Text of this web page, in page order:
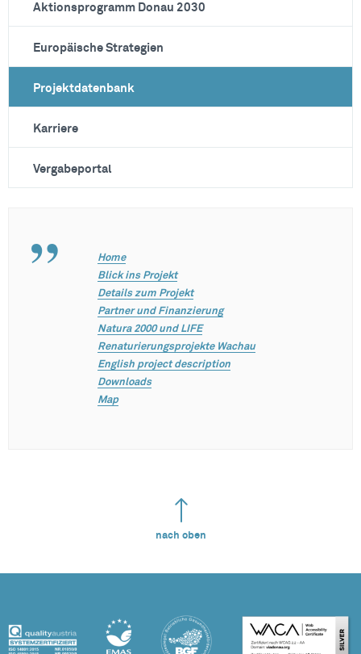
Aktionsprogramm Donau 2030
Europäische Strategien
Projektdatenbank
Karriere
Vergabeportal
Home
Blick ins Projekt
Details zum Projekt
Partner und Finanzierung
Natura 2000 und LIFE
Renaturierungsprojekte Wachau
English project description
Downloads
Map
nach oben